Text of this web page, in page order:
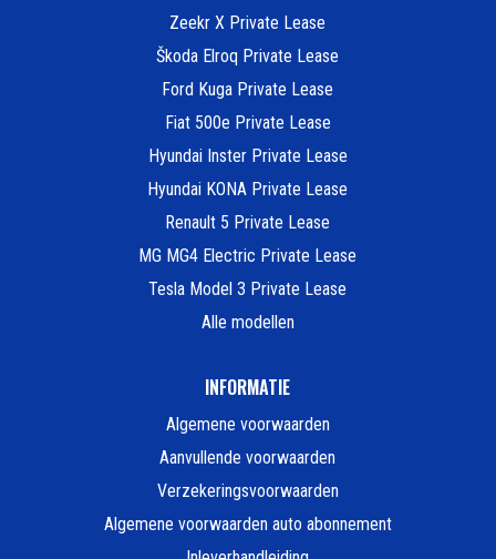
Zeekr X Private Lease
Škoda Elroq Private Lease
Ford Kuga Private Lease
Fiat 500e Private Lease
Hyundai Inster Private Lease
Hyundai KONA Private Lease
Renault 5 Private Lease
MG MG4 Electric Private Lease
Tesla Model 3 Private Lease
Alle modellen
INFORMATIE
Algemene voorwaarden
Aanvullende voorwaarden
Verzekeringsvoorwaarden
Algemene voorwaarden auto abonnement